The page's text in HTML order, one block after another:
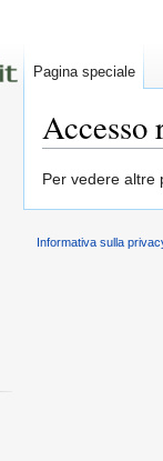
Accesso
Per vedere altre
Pagina speciale
Informativa sulla